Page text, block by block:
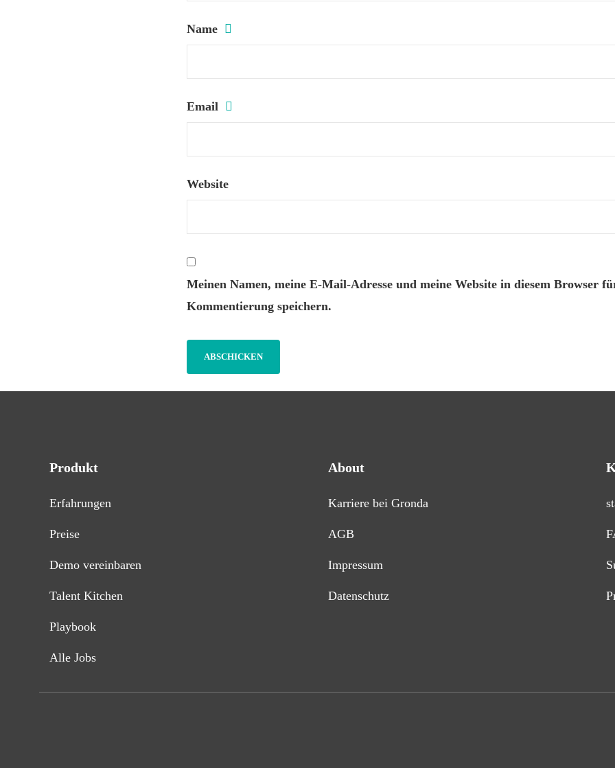
Name
Email
Website
Meinen Namen, meine E-Mail-Adresse und meine Website in diesem Browser
Kommentierung speichern.
Produkt
Erfahrungen
Preise
Demo vereinbaren
Talent Kitchen
Playbook
Alle Jobs
About
Karriere bei Gronda
AGB
Impressum
Datenschutz